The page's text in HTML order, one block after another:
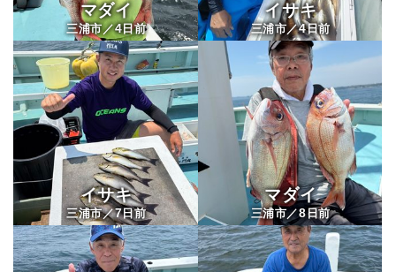
マダイ
三浦市／4日前
イサキ
三浦市／4日前
イサキ
三浦市／7日前
マダイ
三浦市／8日前